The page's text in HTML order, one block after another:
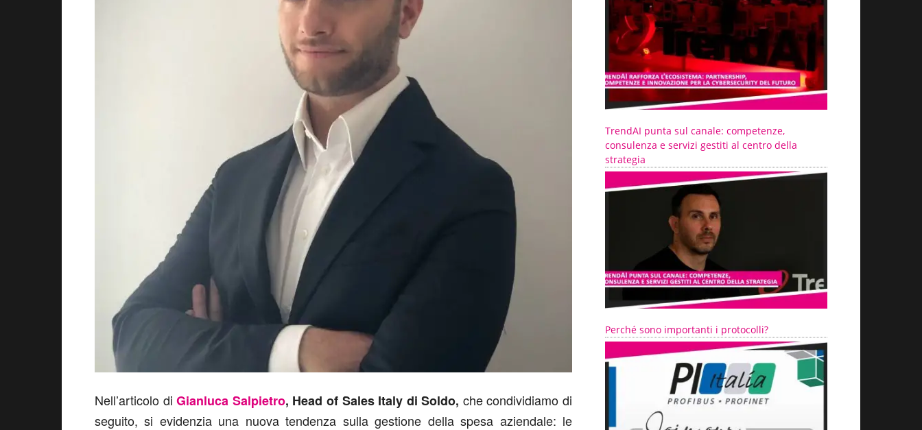
Nell’articolo diGianluca Salpietro, Head of Sales Italy di Soldo, che condividiamo di
seguito, si evidenzia una nuova tendenza sulla gestione della spesa aziendale: le
TrendAI punta sul canale: competenze,
consulenza e servizi gestiti al centro della
strategia
Perché sono importanti i protocolli?